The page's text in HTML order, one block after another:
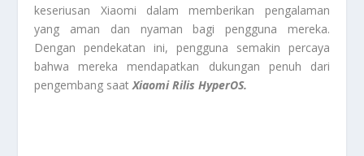
keseriusan Xiaomi dalam memberikan pengalaman
yang aman dan nyaman bagi pengguna mereka.
Dengan pendekatan ini, pengguna semakin percaya
bahwa mereka mendapatkan dukungan penuh dari
pengembang saatXiaomi Rilis HyperOS.